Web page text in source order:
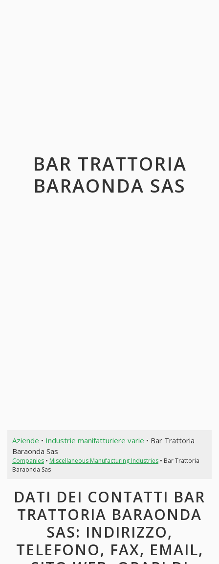
BAR TRATTORIA
BARAONDA SAS
Aziende • Industrie manifatturiere varie • Bar Trattoria
Baraonda Sas
Companies• Miscellaneous Manufacturing Industries• Bar Trattoria
Baraonda Sas
DATI DEI CONTATTI BAR
TRATTORIA BARAONDA
SAS: INDIRIZZO,
TELEFONO, FAX, EMAIL,